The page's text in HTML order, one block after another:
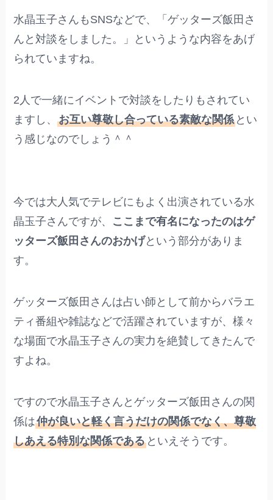
水晶玉子さんもSNSなどで、「ゲッターズ飯田さ
んと対談をしました。」というような内容をあげ
られていますね。
2人で一緒にイベントで対談をしたりもされてい
ますし、お互い尊敬し合っている素敵な関係 とい
う感じなのでしょう＾＾
今では大人気でテレビにもよく出演されている水
晶玉子さんですが、 ここまで有名になったのはゲ
ッターズ飯田さんのおかげという部分がありま
す。
ゲッターズ飯田さんは占い師として前からバラエ
ティ番組や雑誌などで活躍されていますが、様々
な場面で水晶玉子さんの実力を絶賛してきたんで
すよね。
ですので水晶玉子さんとゲッターズ飯田さんの関
係は仲が良いと軽く言うだけの関係でなく、尊敬
しあえる特別な関係である といえそうです。